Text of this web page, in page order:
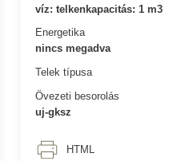
víz: telkenkapacitás: 1 m3
Energetika
nincs megadva
Telek típusa
Övezeti besorolás
uj-gksz
HTML